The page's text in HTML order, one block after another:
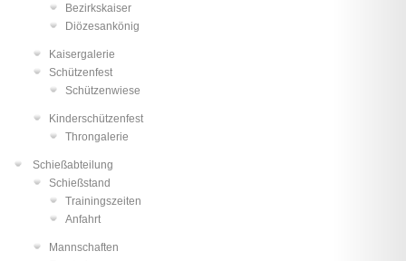
Bezirkskaiser
Diözesankönig
Kaisergalerie
Schützenfest
Schützenwiese
Kinderschützenfest
Throngalerie
Schießabteilung
Schießstand
Trainingszeiten
Anfahrt
Mannschaften